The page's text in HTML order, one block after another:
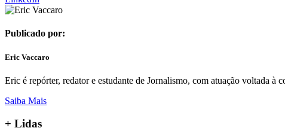
Publicado por:
Eric Vaccaro
Eric é repórter, redator e estudante de Jornalismo, com atuação voltada à
Saiba Mais
+ Lidas